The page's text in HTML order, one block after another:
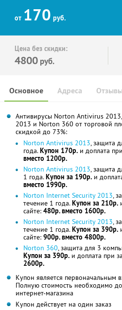
от 170 руб.
Цена без скидки:
4800 руб.
Основное Отзывы
Адреса
Антивирусы Norton Antivirus
2013 и Norton 360 от торговой
скидкой до 73%:
Norton Antivirus 2013, защита
года.Купон 170р. и доплата
вместо 1200р.
Norton Antivirus 2013, защита
1 года.Купон за 190р. и
вместо 1990р.
Norton Internet Security 2013,
течение 1 года.Купон за 210р.
сайте: 480р. вместо 1600р.
Norton Internet Security 2013,
течение 1 года.Купон за 390р.
сайте: 900р. вместо 4800р.
Norton 360, защита для 3
Купон за 390р. и доплата при
2600р.
Купон является первоначальным
Полную стоимость необходимо
интернет-магазина
Купон действует на один заказ